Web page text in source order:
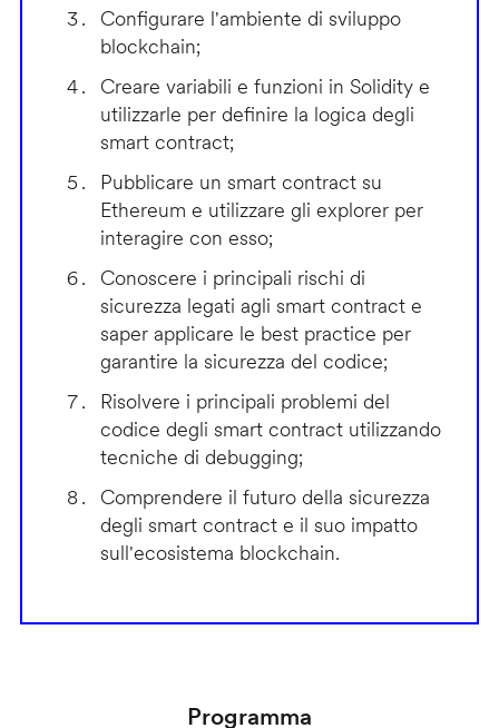
Configurare l'ambiente di sviluppo
blockchain;
Creare variabili e funzioni in Solidity e
utilizzarle per definire la logica degli
smart contract;
Pubblicare un smart contract su
Ethereum e utilizzare gli explorer per
interagire con esso;
Conoscere i principali rischi di
sicurezza legati agli smart contract e
saper applicare le best practice per
garantire la sicurezza del codice;
Risolvere i principali problemi del
codice degli smart contract utilizzando
tecniche di debugging;
Comprendere il futuro della sicurezza
degli smart contract e il suo impatto
sull'ecosistema blockchain.
Programma